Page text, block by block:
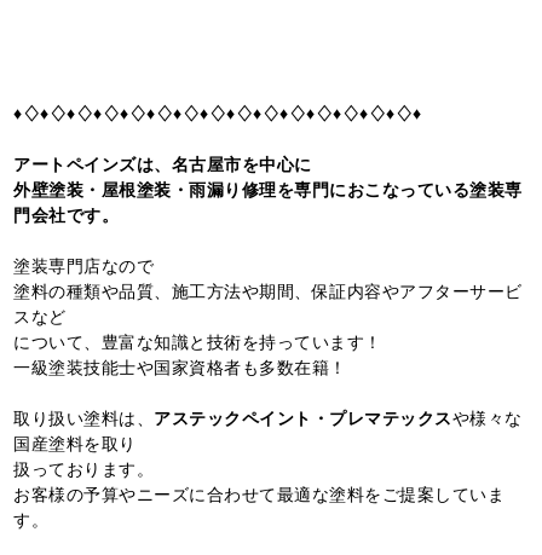
♦♢♦♢♦♢♦♢♦♢♦♢♦♢♦♢♦♢♦♢♦♢♦♢♦♢♦♢♦♢♦
アートペインズは、名古屋市を中心に
外壁塗装・屋根塗装・雨漏り修理を専門におこなっている塗装専
門会社です。
塗装専門店なので
塗料の種類や品質、施工方法や期間、保証内容やアフターサービ
スなど
について、豊富な知識と技術を持っています！
一級塗装技能士や国家資格者も多数在籍！
取り扱い塗料は、 アステックペイント・プレマテックスや様々な
国産塗料を取り
扱っております。
お客様の予算やニーズに合わせて最適な塗料をご提案していま
す。